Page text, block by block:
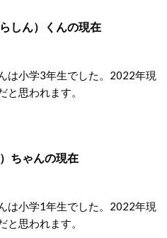
しん）くんの現在
は小学3年生でした。 2022年現
と思われます。
ちゃんの現在
は小学1年生でした。 2022年現
と思われます。